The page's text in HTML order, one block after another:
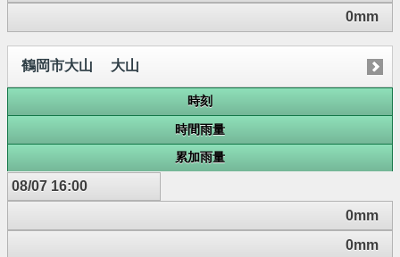
0mm
鶴岡市大山 大山
時刻
時間雨量
累加雨量
08/07 16:00
0mm
0mm